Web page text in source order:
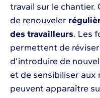
travail sur le
de renouveler
des travailleurs. Les
permettent de
d’introduire de
et de sensibiliser aux
peuvent apparaître